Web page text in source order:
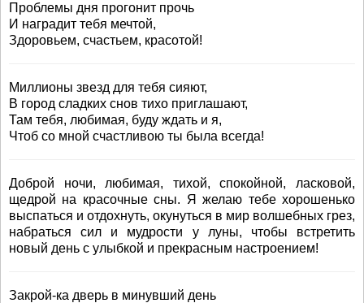
Проблемы дня прогонит прочь
И наградит тебя мечтой,
Здоровьем, счастьем, красотой!
Миллионы звезд для тебя сияют,
В город сладких снов тихо приглашают,
Там тебя, любимая, буду ждать и я,
Чтоб со мной счастливою ты была всегда!
Доброй ночи, любимая, тихой, спокойной, ласковой,
щедрой на красочные сны. Я желаю тебе хорошенько
выспаться и отдохнуть, окунуться в мир волшебных грез,
набраться сил и мудрости у луны, чтобы встретить
новый день с улыбкой и прекрасным настроением!
Закрой-ка дверь в минувший день